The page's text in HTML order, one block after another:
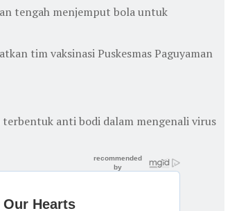
tengah menjemput bola untuk
tim vaksinasi Puskesmas Paguyaman
terbentuk anti bodi dalam mengenali virus